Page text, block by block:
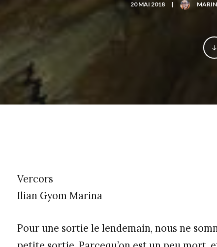
20 MAI 2018 |
Vercors
Ilian Gyom Marina
Pour une sortie le lendemain, nous ne